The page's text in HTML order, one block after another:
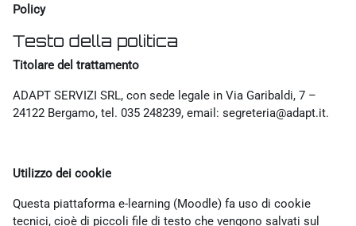
Policy
Testo della politica
Titolare del trattamento
ADAPT SERVIZI SRL, con sede legale in Via Garibaldi, 7 –
24122 Bergamo, tel. 035 248239, email: segreteria@adapt.it.
Utilizzo dei cookie
Questa piattaforma e-learning (Moodle) fa uso di cookie
tecnici, cioè di piccoli file di testo che vengono salvati sul